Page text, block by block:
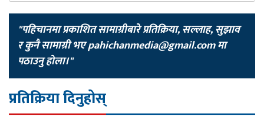
"पहिचानमा प्रकाशित सामाग्रीबारे प्रतिक्रिया, सल्लाह, सुझाव
र कुनै सामाग्री भएpahichanmedia@gmail.comमा
पठाउनु होला।"
प्रतिक्रिया दिनुहोस्